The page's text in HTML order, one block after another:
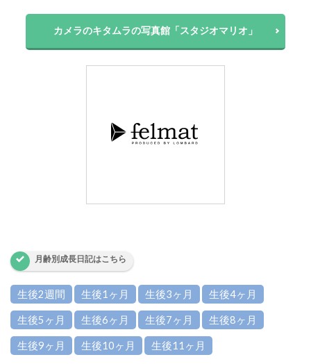
カメラのキタムラの写真館「スタジオマリオ」
月齢別成長日記はこちら
生後2週間 生後1ヶ月 生後3ヶ月 生後4ヶ月
生後5ヶ月 生後6ヶ月 生後7ヶ月 生後8ヶ月
生後9ヶ月 生後10ヶ月 生後11ヶ月